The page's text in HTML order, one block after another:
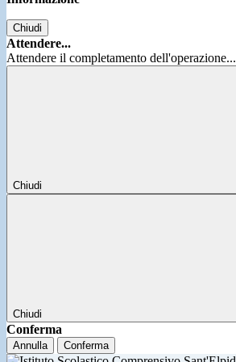
Chiudi
Attendere...
Attendere il completamento dell'operazione...
Chiudi
Chiudi
Conferma
Annulla Conferma